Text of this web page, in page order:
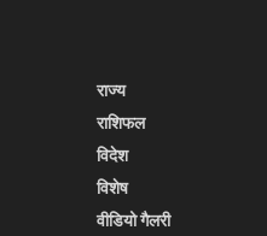
राज्य
राशिफल
विदेश
विशेष
वीडियो गैलरी